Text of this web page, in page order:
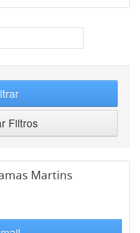
Filtros
Martins